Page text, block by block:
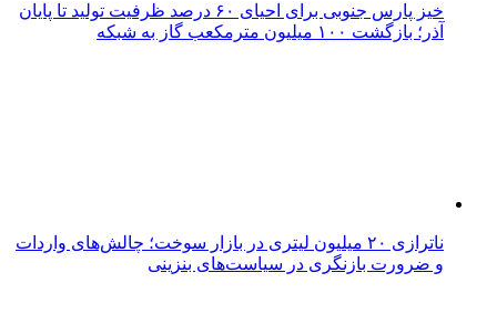
خیز پارس جنوبی برای احیای ۶۰ درصد ظرفیت تولید تا پایان
آذر؛ بازگشت ۱۰۰ میلیون مترمکعب گاز به شبکه
ناترازی ۲۰ میلیون لیتری در بازار سوخت؛ چالش‌های واردات
و ضرورت بازنگری در سیاست‌های بنزینی